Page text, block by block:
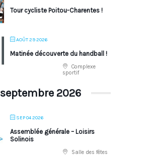
Tour cycliste Poitou-Charentes !
AOÛT 29 2026
Matinée découverte du handball !
Complexe
sportif
septembre 2026
SEP 04 2026
Assemblée générale – Loisirs
Solinois
Salle des fêtes